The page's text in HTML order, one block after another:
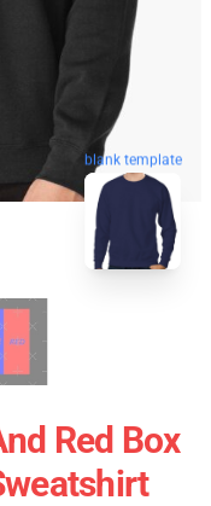
blank template
Red Box